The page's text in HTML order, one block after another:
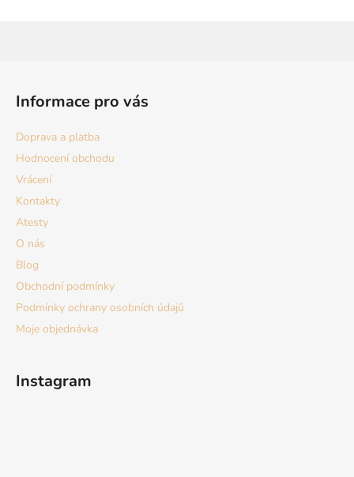
Informace pro vás
Doprava a platba
Hodnocení obchodu
Vrácení
Kontakty
Atesty
O nás
Blog
Obchodní podmínky
Podmínky ochrany osobních údajů
Moje objednávka
Instagram